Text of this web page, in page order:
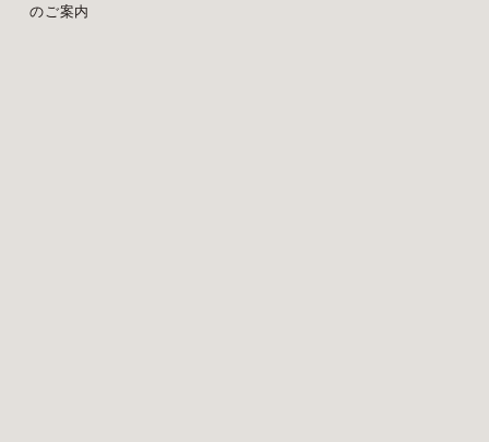
のご案内